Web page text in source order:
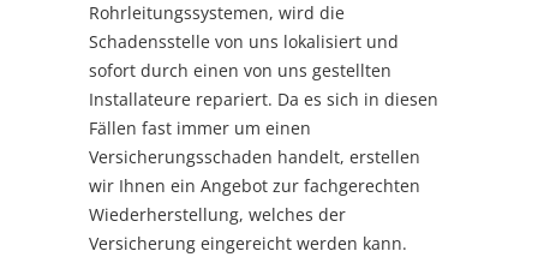
Rohrleitungssystemen, wird die
Schadensstelle von uns lokalisiert und
sofort durch einen von uns gestellten
Installateure repariert. Da es sich in diesen
Fällen fast immer um einen
Versicherungsschaden handelt, erstellen
wir Ihnen ein Angebot zur fachgerechten
Wiederherstellung, welches der
Versicherung eingereicht werden kann.